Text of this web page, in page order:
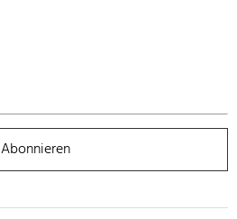
Abonnieren